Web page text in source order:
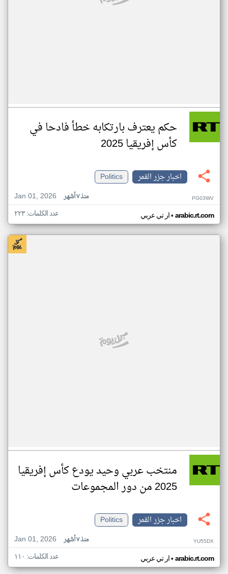
حكم يعترف بارتكابه خطأ فادحا في
كأس إفريقيا 2025
اخبار جزر القمر
Politics
Jan 01, 2026
منذ ٧ أشهر PG03WV
ار تي عربي• arabic.rt.com عدد الكلمات: ٢٢٣
منتخب عربي وحيد يودع كأس إفريقيا
2025 من دور المجموعات
اخبار جزر القمر
Politics
Jan 01, 2026
منذ ٧ أشهر YU55DX
ار تي عربي• arabic.rt.com عدد الكلمات: ١١٠